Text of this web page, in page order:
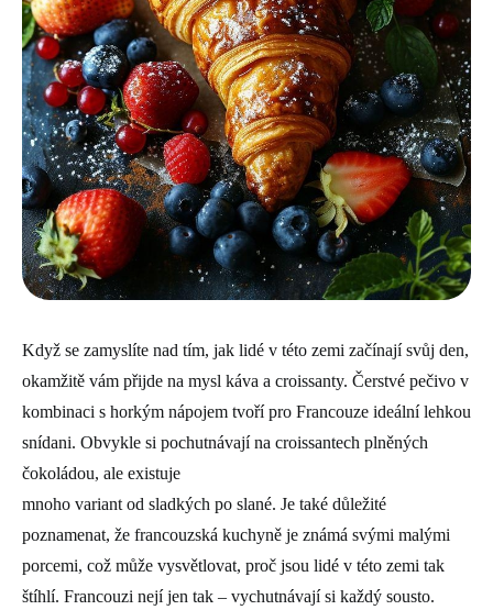
Když se zamyslíte nad tím, jak lidé v této zemi začínají svůj den,
okamžitě vám přijde na mysl káva a croissanty. Čerstvé pečivo v
kombinaci s horkým nápojem tvoří pro Francouze ideální lehkou
snídani. Obvykle si pochutnávají na croissantech plněných
čokoládou, ale existuje
mnoho variant od sladkých po slané. Je také důležité
poznamenat, že francouzská kuchyně je známá svými malými
porcemi, což může vysvětlovat, proč jsou lidé v této zemi tak
štíhlí. Francouzi nejí jen tak – vychutnávají si každý sousto.